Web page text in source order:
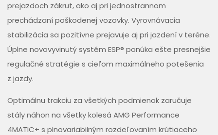
prejazdoch zákrut, ako aj pri jednostrannom
prechádzaní poškodenej vozovky. Vyrovnávacia
stabilizácia sa pozitívne prejavuje aj pri jazdení v teréne.
Úplne novovyvinutý systém ESP® ponúka ešte presnejšie
regulačné stratégie s cieľom maximálneho potešenia
z jazdy.
Optimálnu trakciu za všetkých podmienok zaručuje
stály náhon na všetky kolesá AMG Performance
4MATIC+ s plnovariabilným rozdeľovaním krútiaceho